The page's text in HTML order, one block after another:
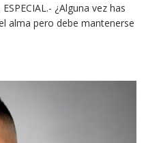
¿Alguna vez has
alma pero debe mantenerse